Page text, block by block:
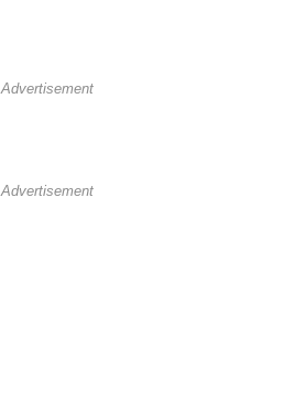
Advertisement
Advertisement